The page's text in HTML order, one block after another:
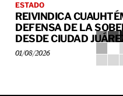
ESTADO
REIVINDICA
DEFENSA DE LA
DESDE CIUDAD
01/08/2026